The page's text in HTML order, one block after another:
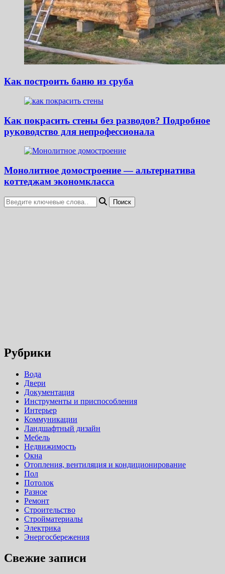
Как построить баню из сруба
Как покрасить стены без разводов? Подробное
руководство для непрофессионала
Монолитное домостроение — альтернатива
коттеджам экономкласса
Ищите
что-
Рубрики
Вода
Двери
Документация
Инструменты и приспособления
Интерьер
Коммуникации
Ландшафтный дизайн
Мебель
Недвижимость
Окна
Отопления, вентиляция и кондиционирование
Пол
Потолок
Разное
Ремонт
Строительство
Стройматериалы
Электрика
Энергосбережения
Свежие записи